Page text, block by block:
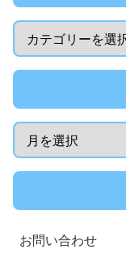
お問い合わせ